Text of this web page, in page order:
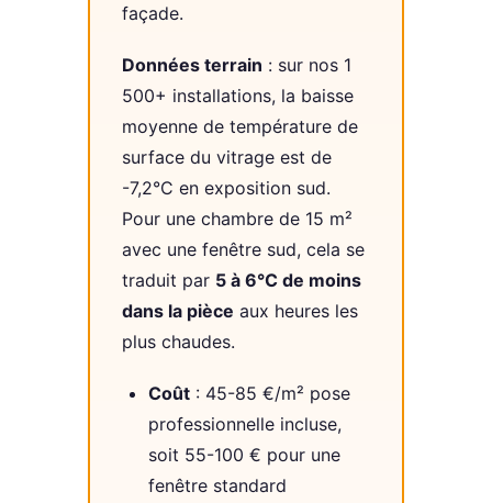
façade.
Données terrain : sur nos 1
500+ installations, la baisse
moyenne de température de
surface du vitrage est de
-7,2°C en exposition sud.
Pour une chambre de 15 m²
avec une fenêtre sud, cela se
traduit par 5 à 6°C de moins
dans la pièce aux heures les
plus chaudes.
Coût: 45-85 €/m² pose
professionnelle incluse,
soit 55-100 € pour une
fenêtre standard